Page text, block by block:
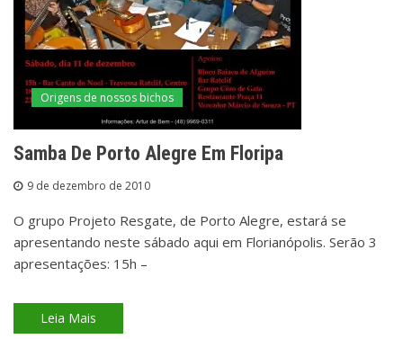
Origens de nossos bichos
Samba De Porto Alegre Em Floripa
9 de dezembro de 2010
O grupo Projeto Resgate, de Porto Alegre, estará se
apresentando neste sábado aqui em Florianópolis. Serão 3
apresentações: 15h –
Leia Mais